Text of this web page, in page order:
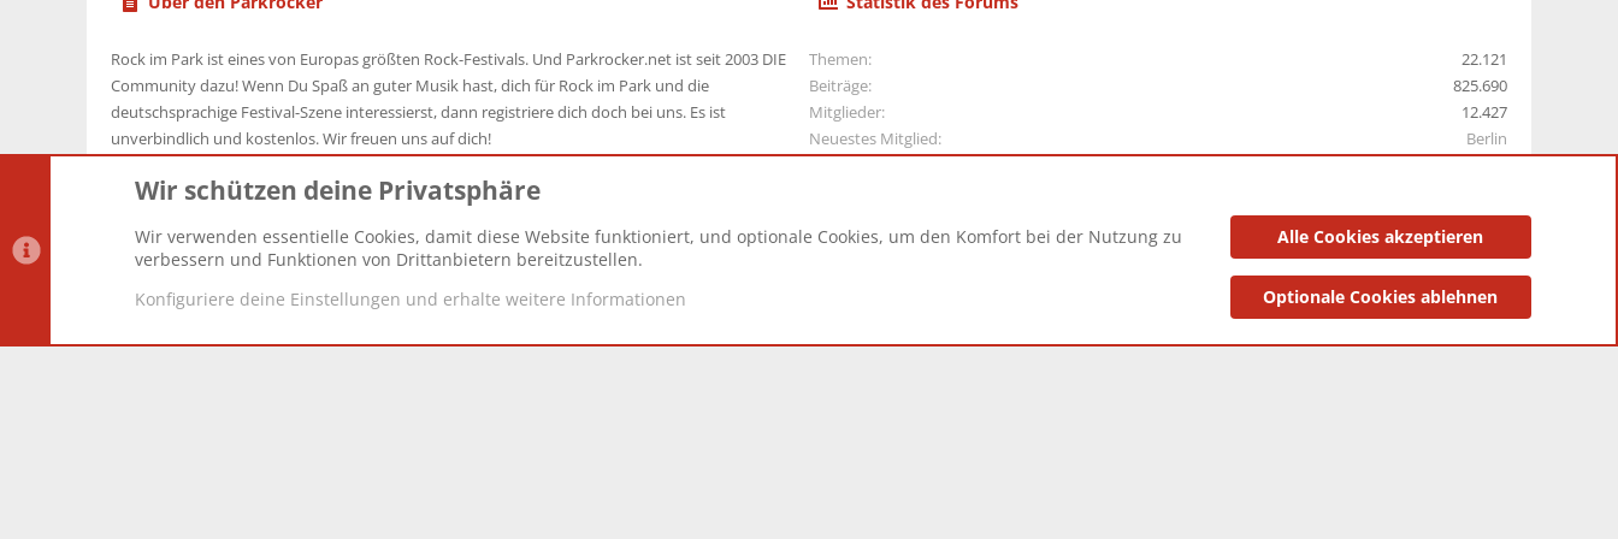
Rock im Park ist eines von Europas größten Rock-Festivals. Und Parkrocker.net ist seit 2003 DIE
Community dazu! Wenn Du Spaß an guter Musik hast, dich für Rock im Park und die
deutschsprachige Festival-Szene interessierst, dann registriere dich doch bei uns. Es ist
unverbindlich und kostenlos. Wir freuen uns auf dich!
Themen
22.121
Beiträge
825.690
Mitglieder
12.427
Neuestes Mitglied
Berlin
Datenschutz-Einstellungen PR Light Deutsch [Du] Datenschutzerklärung Impressum
Wir schützen deine Privatsphäre
Wir verwenden essentielle Cookies, damit diese Website funktioniert, und optionale Cookies, um den Komfort bei der Nutzung zu
verbessern und Funktionen von Drittanbietern bereitzustellen.
Konfiguriere deine Einstellungen und erhalte weitere Informationen
Alle Cookies akzeptieren
Optionale Cookies ablehnen